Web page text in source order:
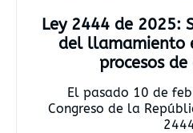
Ley 2444 de 2025:
del llamamiento
procesos
El pasado 10 de
Congreso de la